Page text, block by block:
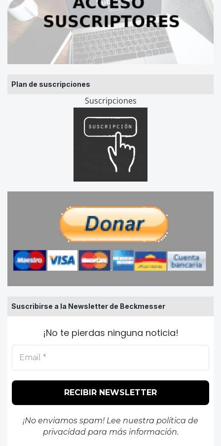
Plan de suscripciones
Suscripciones
Suscribirse a la Newsletter de Beckmesser
¡No te pierdas ninguna noticia!
¡No enviamos spam! Lee nuestra política de
privacidadpara más información.